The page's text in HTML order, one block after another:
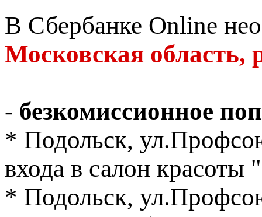
В Сбербанке Online
Московская область,
- безкомиссионное
* Подольск,
входа в салон
* Подольск,